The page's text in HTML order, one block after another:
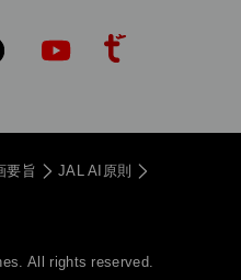
要旨
JAL AI原則
All rights reserved.